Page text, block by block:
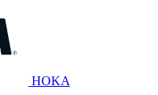
HOKA